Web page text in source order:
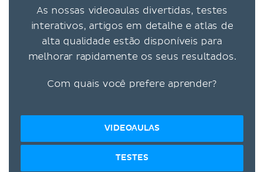
As nossas videoaulas divertidas, testes
interativos, artigos em detalhe e atlas de
alta qualidade estão disponíveis para
melhorar rapidamente os seus resultados.
Com quais você prefere aprender?
VIDEOAULAS
TESTES